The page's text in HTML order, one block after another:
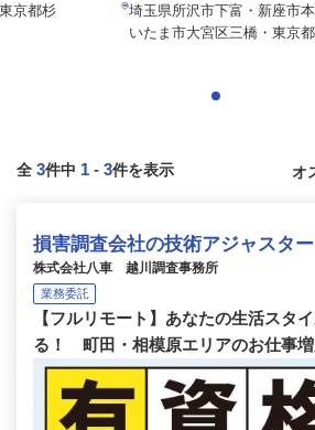
京都杉
埼玉県所沢市下富・新座市
いたま市大宮区三橋・東京都
全 3件中 1 - 3件を表示
損害調査会社の技術アジャスター
株式会社八車 越川調査事務所
業務委託
【フルリモート】あなたの生活スタ
る！ 町田・相模原エリアのお仕事増